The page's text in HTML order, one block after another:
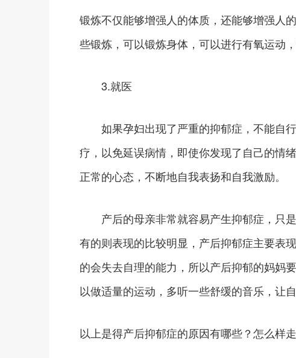
锻炼不仅能够增强人的体质，还能够增强人
些锻炼，可以锻炼身体，可以进行有氧运动
3.就医
如果孕妇出现了严重的抑郁症，不能自
疗，以免延误病情，即使你发现了自己的情
正常的心态，不断地自我表扬和自我激励。
产后的母亲非常就容易产生抑郁症，只是
有的则表现的比较明显，产后抑郁症主要表
的会失去自理的能力，所以产后抑郁的妈妈
以做适量的运动，多听一些舒缓的音乐，让
以上是得产后抑郁症的原因有哪些？怎么样